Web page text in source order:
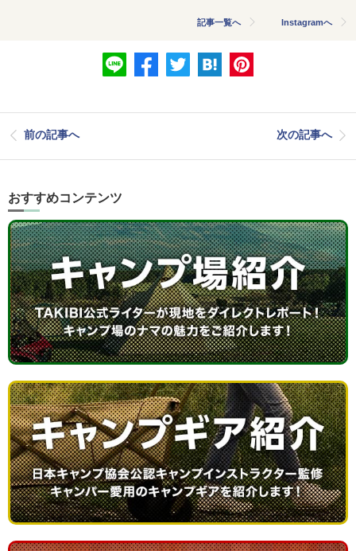
記事一覧へ Instagramへ
前の記事へ 次の記事へ
おすすめコンテンツ